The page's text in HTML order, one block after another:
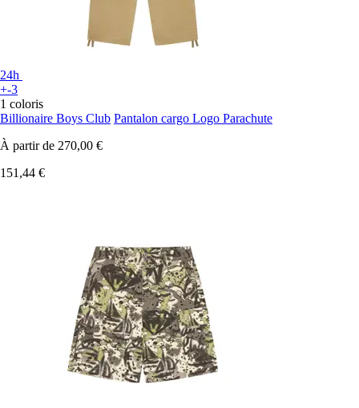
24h
+-3
1 coloris
Billionaire Boys Club Pantalon cargo Logo Parachute
À partir de 270,00 €
151,44 €